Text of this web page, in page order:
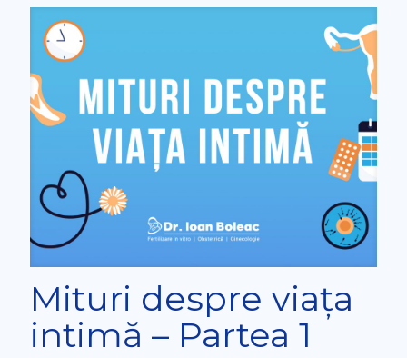
Mituri despre viața
intimă – Partea 1